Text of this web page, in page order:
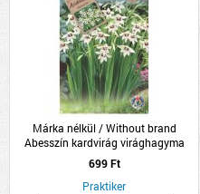
Márka nélkül / Without brand
Abesszín kardvirág virághagyma
8db/csomag fehér
699 Ft
Praktiker